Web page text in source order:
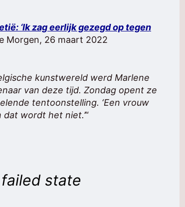
‘Ik zag eerlijk gezegd op tegen
Morgen, 26 maart 2022
kunstwereld werd Marlene
van deze tijd. Zondag opent ze
tentoonstelling. ‘Een vrouw
dat wordt het niet.’“
failed state